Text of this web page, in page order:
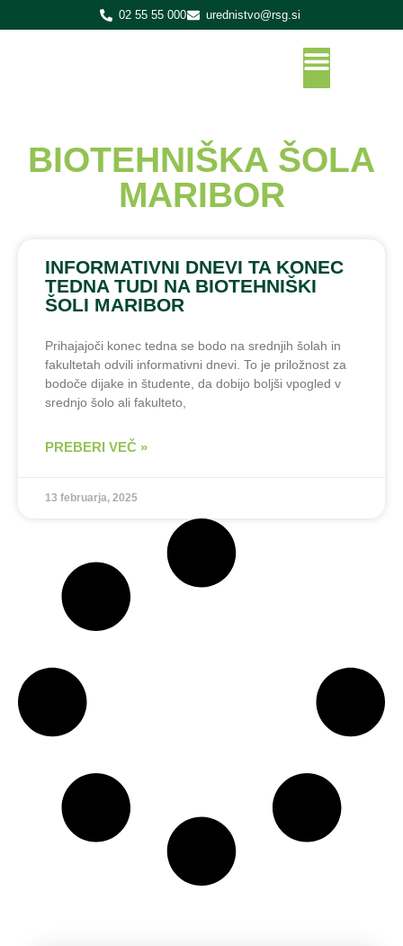
02 55 55 000 urednistvo@rsg.si
BIOTEHNIŠKA ŠOLA
MARIBOR
INFORMATIVNI DNEVI TA KONEC
TEDNA TUDI NA BIOTEHNIŠKI
ŠOLI MARIBOR
Prihajajoči konec tedna se bodo na srednjih šolah in
fakultetah odvili informativni dnevi. To je priložnost za
bodoče dijake in študente, da dobijo boljši vpogled v
srednjo šolo ali fakulteto,
PREBERI VEČ »
13 februarja, 2025